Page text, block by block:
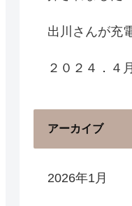
出川さんが充
２０２４．４
アーカイブ
2026年1月